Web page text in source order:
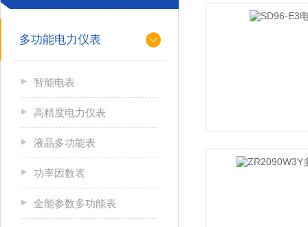
多功能电力仪表
智能电表
高精度电力仪表
液晶多功能表
功率因数表
全能参数多功能表